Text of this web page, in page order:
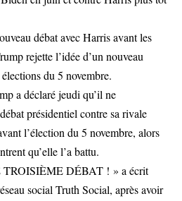
débat avec Harris avant les
rejette l’idée d’un nouveau
du 5 novembre.
a déclaré jeudi qu’il ne
présidentiel contre sa rivale
l’élection du 5 novembre, alors
qu’elle l’a battu.
DÉBAT ! » a écrit
social Truth Social, après avoir